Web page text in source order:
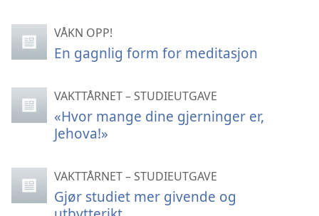
VÅKN OPP!
En gagnlig form for meditasjon
VAKTTÅRNET – STUDIEUTGAVE
«Hvor mange dine gjerninger er,
Jehova!»
VAKTTÅRNET – STUDIEUTGAVE
Gjør studiet mer givende og